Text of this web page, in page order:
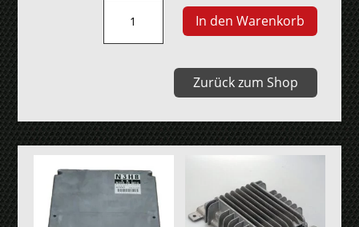
BK
Motorsteuergerät
In den Warenkorb
Zurück zum Shop